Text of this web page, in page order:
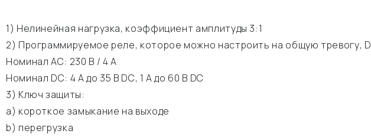
1) Нелинейная нагрузка, коэффициент амплитуды 3:1
2) Программируемое реле, которое можно настроить на общую тревогу,
Номинал АС: 230 В / 4 A
Номинал DC: 4 A до 35 В DC, 1 A до 60 В DC
3) Ключ защиты:
а) короткое замыкание на выходе
b) перегрузка